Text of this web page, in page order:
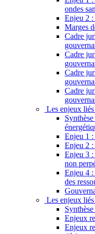
ondes
Enjeu 2
Marges
Cadre
Cadre
Cadre
Cadre
Les enjeux
Enjeu 1
Enjeu 2 :
Enjeu 3 :
non
Enjeu 4
des
Les enjeux
Enjeux
Enjeux